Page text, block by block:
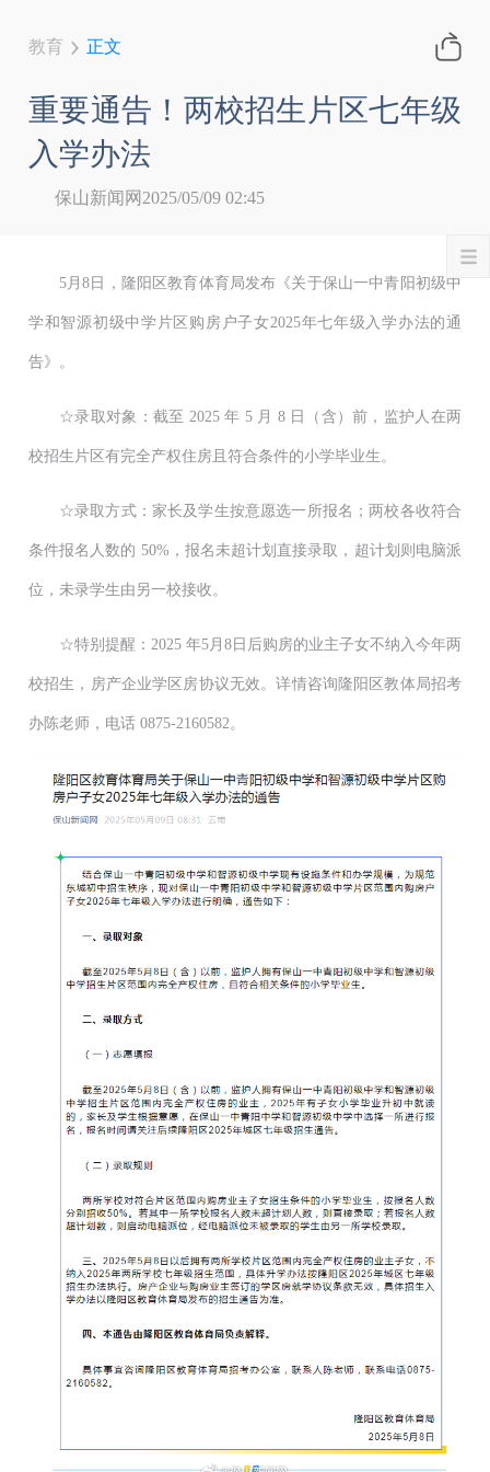
教育 正文
重要通告！两校招生片区七年级
入学办法
保山新闻网 2025/05/09 02:45
5月8日，隆阳区教育体育局发布《关于保山一中青阳初级中
学和智源初级中学片区购房户子女2025年七年级入学办法的通
告》。
☆录取对象：截至 2025 年 5 月 8 日（含）前，监护人在两
校招生片区有完全产权住房且符合条件的小学毕业生。
☆录取方式：家长及学生按意愿选一所报名；两校各收符合
条件报名人数的 50%，报名未超计划直接录取，超计划则电脑派
位，未录学生由另一校接收。
☆特别提醒：2025 年5月8日后购房的业主子女不纳入今年两
校招生，房产企业学区房协议无效。详情咨询隆阳区教体局招考
办陈老师，电话 0875-2160582。